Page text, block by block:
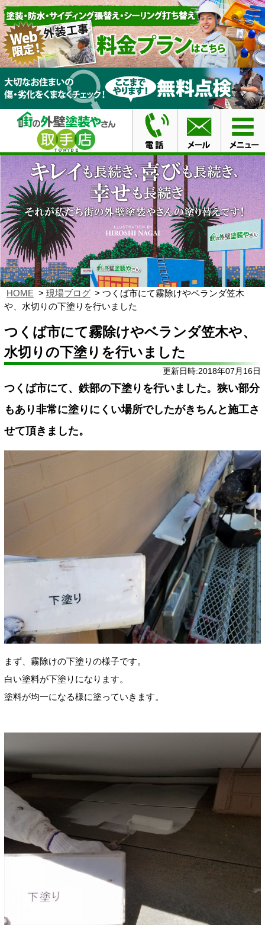
HOME 現場ブログ
つくば市にて霧除けやベランダ笠木
や、水切りの下塗りを行いました
つくば市にて霧除けやベランダ笠木や、
水切りの下塗りを行いました
更新日時:2018年07月16日
つくば市にて、鉄部の下塗りを行いました。狭い部分
もあり非常に塗りにくい場所でしたがきちんと施工さ
せて頂きました。
まず、霧除けの下塗りの様子です。
白い塗料が下塗りになります。
塗料が均一になる様に塗っていきます。